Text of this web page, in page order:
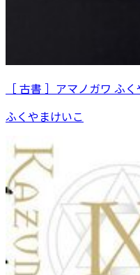
［ 古書 ］アマノガワ ふ
ふくやまけいこ